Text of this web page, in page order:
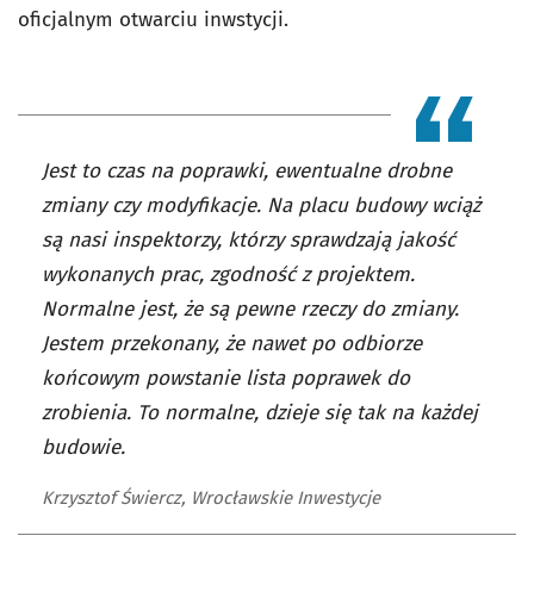
oficjalnym otwarciu inwstycji.
Jest to czas na poprawki, ewentualne drobne
zmiany czy modyfikacje. Na placu budowy wciąż
są nasi inspektorzy, którzy sprawdzają jakość
wykonanych prac, zgodność z projektem.
Normalne jest, że są pewne rzeczy do zmiany.
Jestem przekonany, że nawet po odbiorze
końcowym powstanie lista poprawek do
zrobienia. To normalne, dzieje się tak na każdej
budowie.
Krzysztof Świercz, Wrocławskie Inwestycje